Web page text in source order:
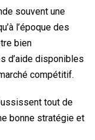
souvent une
l’époque des
bien
d’aide disponibles
compétitif.
tout de
bonne stratégie et